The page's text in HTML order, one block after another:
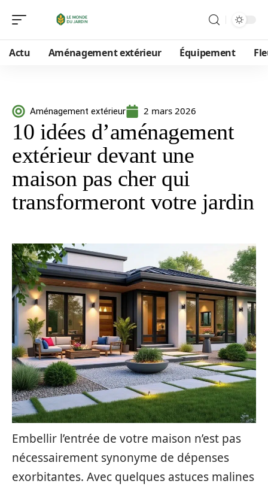
Actu Aménagement extérieur Équipement
Aménagement extérieur 2 mars 2026
10 idées d’aménagement
extérieur devant une
maison pas cher qui
transformeront votre jardin
Embellir l’entrée de votre maison n’est pas
nécessairement synonyme de dépenses
exorbitantes. Avec quelques astuces malines